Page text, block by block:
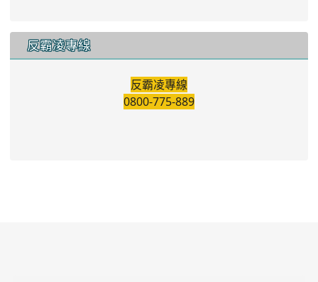
反霸凌專線
反霸凌專線
0800-775-889